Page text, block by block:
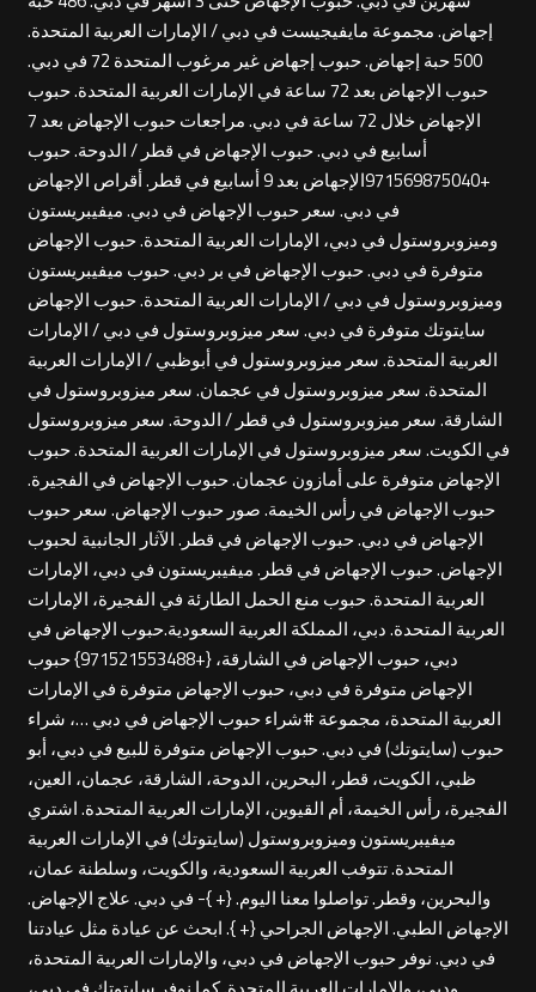
إجهاض. مجموعة مايفيجيست في دبي / الإمارات العربية المتحدة.
500 حبة إجهاض. حبوب إجهاض غير مرغوب المتحدة 72 في دبي.
حبوب الإجهاض بعد 72 ساعة في الإمارات العربية المتحدة. حبوب
الإجهاض خلال 72 ساعة في دبي. مراجعات حبوب الإجهاض بعد 7
أسابيع في دبي. حبوب الإجهاض في قطر / الدوحة. حبوب
+971569875040الإجهاض بعد 9 أسابيع في قطر. أقراص الإجهاض
في دبي. سعر حبوب الإجهاض في دبي. ميفيبريستون
وميزوبروستول في دبي، الإمارات العربية المتحدة. حبوب الإجهاض
متوفرة في دبي. حبوب الإجهاض في بر دبي. حبوب ميفيبريستون
وميزوبروستول في دبي / الإمارات العربية المتحدة. حبوب الإجهاض
سايتوتك متوفرة في دبي. سعر ميزوبروستول في دبي / الإمارات
العربية المتحدة. سعر ميزوبروستول في أبوظبي / الإمارات العربية
المتحدة. سعر ميزوبروستول في عجمان. سعر ميزوبروستول في
الشارقة. سعر ميزوبروستول في قطر / الدوحة. سعر ميزوبروستول
في الكويت. سعر ميزوبروستول في الإمارات العربية المتحدة. حبوب
الإجهاض متوفرة على أمازون عجمان. حبوب الإجهاض في الفجيرة.
حبوب الإجهاض في رأس الخيمة. صور حبوب الإجهاض. سعر حبوب
الإجهاض في دبي. حبوب الإجهاض في قطر. الآثار الجانبية لحبوب
الإجهاض. حبوب الإجهاض في قطر. ميفيبريستون في دبي، الإمارات
العربية المتحدة. حبوب منع الحمل الطارئة في الفجيرة، الإمارات
العربية المتحدة. دبي، المملكة العربية السعودية.حبوب الإجهاض في
دبي، حبوب الإجهاض في الشارقة، {+971521553488} حبوب
الإجهاض متوفرة في دبي، حبوب الإجهاض متوفرة في الإمارات
العربية المتحدة، مجموعة #شراء حبوب الإجهاض في دبي …، شراء
حبوب (سايتوتك) في دبي. حبوب الإجهاض متوفرة للبيع في دبي، أبو
ظبي، الكويت، قطر، البحرين، الدوحة، الشارقة، عجمان، العين،
الفجيرة، رأس الخيمة، أم القيوين، الإمارات العربية المتحدة. اشتري
ميفيبريستون وميزوبروستول (سايتوتك) في الإمارات العربية
المتحدة. تتوفب العربية السعودية، والكويت، وسلطنة عمان،
والبحرين، وقطر. تواصلوا معنا اليوم. {+ }- في دبي. علاج الإجهاض.
الإجهاض الطبي. الإجهاض الجراحي {+ }. ابحث عن عيادة مثل عيادتنا
في دبي. نوفر حبوب الإجهاض في دبي، والإمارات العربية المتحدة،